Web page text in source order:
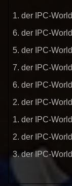
1. der IPC-
6. der IPC-
5. der IPC-
7. der IPC-
6. der IPC-
2. der IPC-
1. der IPC-
2. der IPC-
3. der IPC-